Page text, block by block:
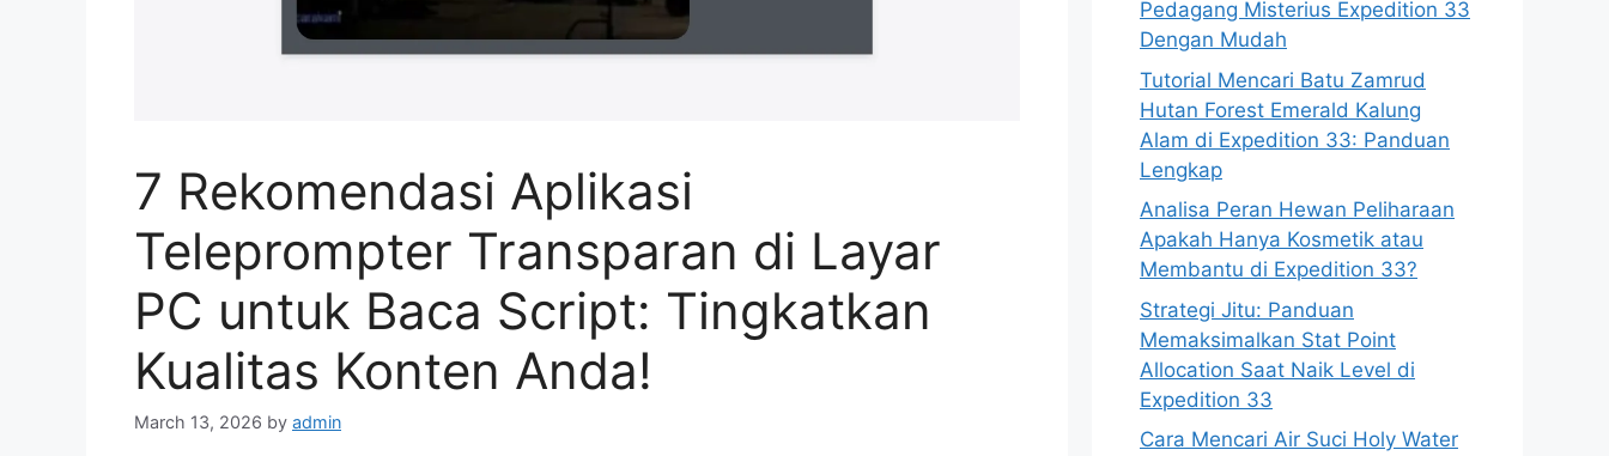
7 Rekomendasi Aplikasi
Teleprompter Transparan di Layar
PC untuk Baca Script: Tingkatkan
Kualitas Konten Anda!
March 13, 2026 by admin
Pedagang Misterius Expedition 33
Dengan Mudah
Tutorial Mencari Batu Zamrud
Hutan Forest Emerald Kalung
Alam di Expedition 33: Panduan
Lengkap
Analisa Peran Hewan Peliharaan
Apakah Hanya Kosmetik atau
Membantu di Expedition 33?
Strategi Jitu: Panduan
Memaksimalkan Stat Point
Allocation Saat Naik Level di
Expedition 33
Cara Mencari Air Suci Holy Water